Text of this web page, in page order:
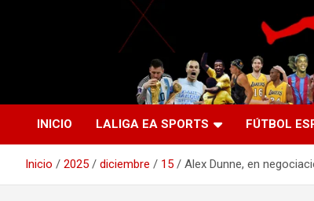
Agente Libre Digital
La nueva generación del periodismo deportivo.
INICIO LALIGA EA SPORTS FÚTBOL
Inicio 2025 diciembre 15 Alex Dunne, en